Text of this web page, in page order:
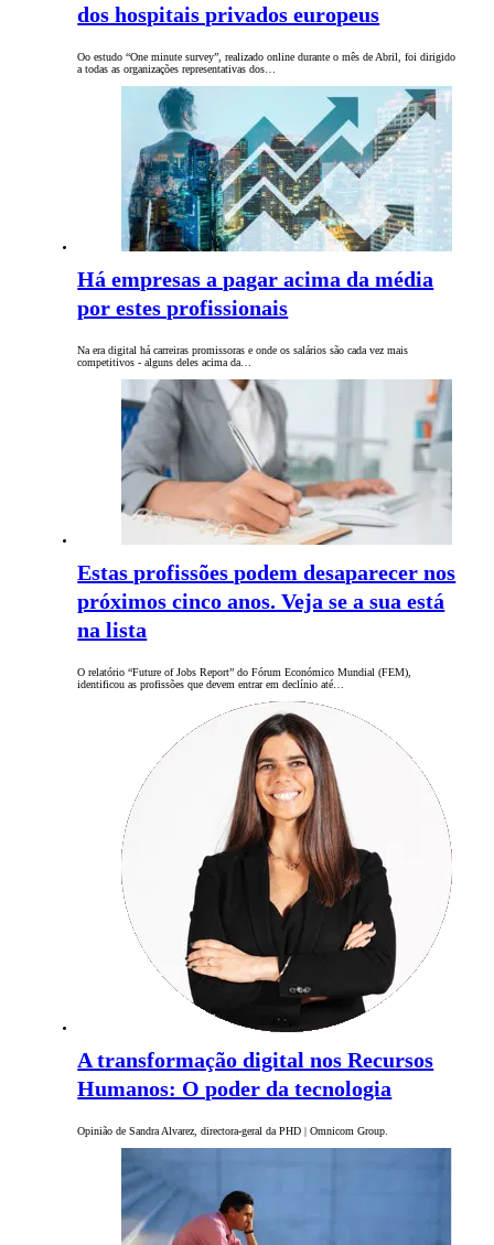
dos hospitais privados europeus
Oo estudo “One minute survey”, realizado online durante o mês de Abril, foi dirigido
a todas as organizações representativas dos…
Há empresas a pagar acima da média
por estes profissionais
Na era digital há carreiras promissoras e onde os salários são cada vez mais
competitivos - alguns deles acima da…
Estas profissões podem desaparecer nos
próximos cinco anos. Veja se a sua está
na lista
O relatório “Future of Jobs Report” do Fórum Económico Mundial (FEM),
identificou as profissões que devem entrar em declínio até…
A transformação digital nos Recursos
Humanos: O poder da tecnologia
Opinião de Sandra Alvarez, directora-geral da PHD | Omnicom Group.